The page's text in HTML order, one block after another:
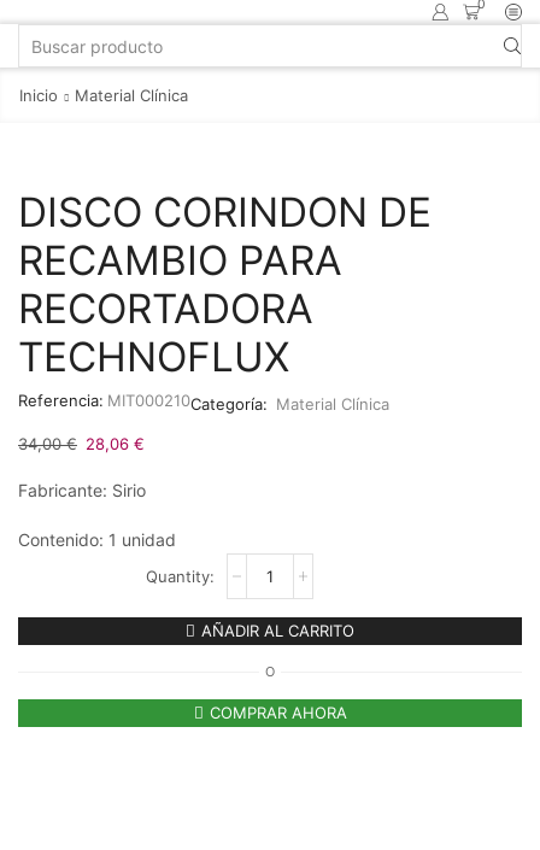
0
Inicio Material Clínica
DISCO CORINDON DE
RECAMBIO PARA
RECORTADORA
TECHNOFLUX
Referencia: MIT000210Categoría: Material Clínica
34,00€ 28,06 €
Fabricante: Sirio
Contenido: 1 unidad
AÑADIR AL CARRITO
O
COMPRAR AHORA